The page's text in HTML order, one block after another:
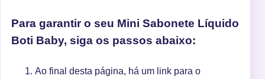
Para garantir o seu Mini Sabonete Líquido
Boti Baby, siga os passos abaixo:
Ao final desta página, há um link para o